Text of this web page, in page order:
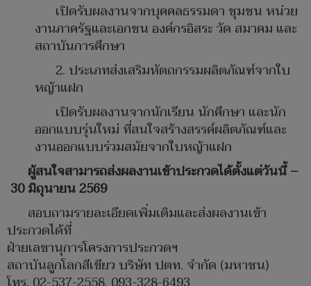
เปิดรับผลงานจากบุคคลธรรมดา ชุมชน หน่วย
งานภาครัฐและเอกชน องค์กรอิสระ วัด สมาคม และ
สถาบันการศึกษา
2. ประเภทส่งเสริมหัตถกรรมผลิตภัณฑ์จากใบ
หญ้าแฝก
เปิดรับผลงานจากนักเรียน นักศึกษา และนัก
ออกแบบรุ่นใหม่ ที่สนใจสร้างสรรค์ผลิตภัณฑ์และ
งานออกแบบร่วมสมัยจากใบหญ้าแฝก
ผู้สนใจสามารถส่งผลงานเข้าประกวดได้ตั้งแต่วันนี้ –
30 มิถุนายน 2569
สอบถามรายละเอียดเพิ่มเติมและส่งผลงานเข้า
ประกวดได้ที่
ฝ่ายเลขานุการโครงการประกวดฯ
สถาบันลูกโลกสีเขียว บริษัท ปตท. จำกัด (มหาชน)